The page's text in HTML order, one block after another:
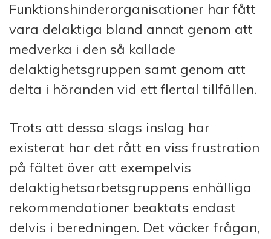
Funktionshinderorganisationer har fått
vara delaktiga bland annat genom att
medverka i den så kallade
delaktighetsgruppen samt genom att
delta i höranden vid ett flertal tillfällen.
Trots att dessa slags inslag har
existerat har det rått en viss frustration
på fältet över att exempelvis
delaktighetsarbetsgruppens enhälliga
rekommendationer beaktats endast
delvis i beredningen. Det väcker frågan,